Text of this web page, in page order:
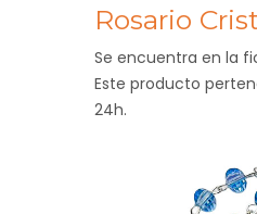
Rosario
Se encuentra en la
Este producto
24h.